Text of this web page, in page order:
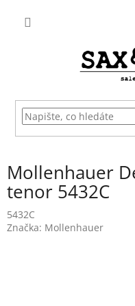
Mollenhauer
tenor 5432C
5432C
Značka: Mollenhauer